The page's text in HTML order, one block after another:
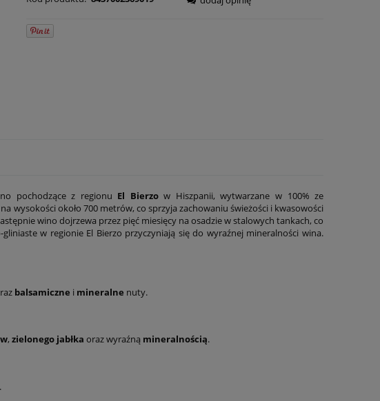
pochodzące z regionu El Bierzow Hiszpanii, wytwarzane w 100% ze
wysokości około 700 metrów, co sprzyja zachowaniu świeżości i kwasowości
wino dojrzewa przez pięć miesięcy na osadzie w stalowych tankach, co
w regionie El Bierzo przyczyniają się do wyraźnej mineralności wina.
balsamiczne i mineralne nuty.
, zielonego jabłka oraz wyraźną mineralnością.
.